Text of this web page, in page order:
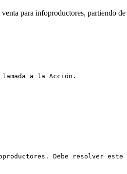
para infoproductores, partiendo
a la Acción.
Debe resolver